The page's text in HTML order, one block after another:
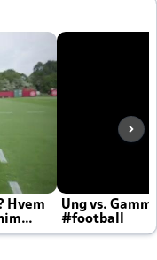
Hvem
Ung vs.
#football